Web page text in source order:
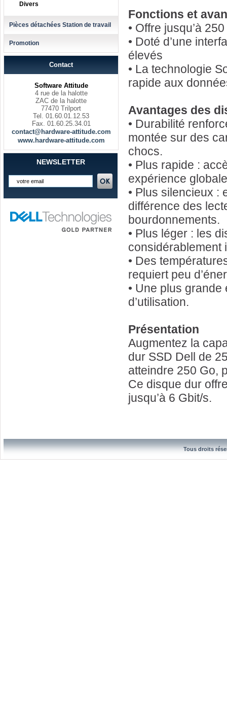
Divers
Pièces détachées Station de travail
Promotion
Contact
Software Attitude
4 rue de la halotte
ZAC de la halotte
77470 Trilport
Tel. 01.60.01.12.53
Fax. 01.60.25.34.01
contact@hardware-attitude.com
www.hardware-attitude.com
NEWSLETTER
Fonctions et
• Offre jusqu’à
• Doté d’une
élevés
• La technologie
rapide aux
Avantages des
• Durabilité
montée sur des
chocs.
• Plus rapide :
expérience
• Plus silencieux :
différence des
bourdonnements.
• Plus léger : les
considérablement
• Des
requiert peu
• Une plus
d’utilisation.
Présentation
Augmentez la
dur SSD Dell de
atteindre 250 Go,
Ce disque dur
jusqu’à 6 Gbit/s.
Tous droits